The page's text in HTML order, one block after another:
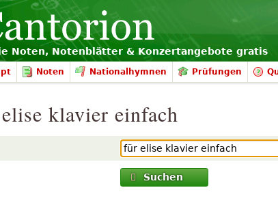
Noten, Notenblätter & Konzertangebote gratis
Noten Nationalhymnen Prüfungen
klavier einfach
Suchen